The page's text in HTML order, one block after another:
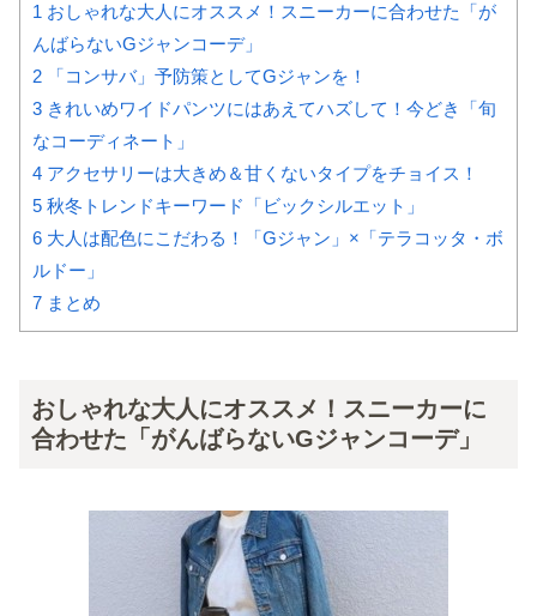
1 おしゃれな大人にオススメ！スニーカーに合わせた「が
んばらないGジャンコーデ」
2 「コンサバ」予防策としてGジャンを！
3 きれいめワイドパンツにはあえてハズして！今どき「旬
なコーディネート」
4 アクセサリーは大きめ＆甘くないタイプをチョイス！
5 秋冬トレンドキーワード「ビックシルエット」
6 大人は配色にこだわる！「Gジャン」×「テラコッタ・ボ
ルドー」
7 まとめ
おしゃれな大人にオススメ！スニーカーに
合わせた「がんばらないGジャンコーデ」